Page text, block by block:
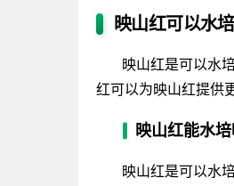
映山红可以水
映山红是可以水
红可以为映山红提供
映山红能水
映山红是可以水